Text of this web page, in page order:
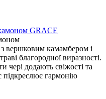
вершковим камамбером і
благородної виразності.
чері додають свіжості та
підкреслює гармонію